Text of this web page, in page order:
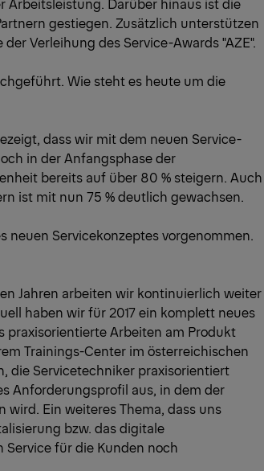
Arbeitsleistung. Darüber hinaus ist die
gestiegen. Zusätzlich unterstützen
Verleihung des Service-Awards "AZE".
Wie steht es heute um die
dass wir mit dem neuen Service-
in der Anfangsphase der
bereits auf über 80 % steigern. Auch
ist mit nun 75 % deutlich gewachsen.
neuen Servicekonzeptes vorgenommen.
Jahren arbeiten wir kontinuierlich weiter
haben wir für 2017 ein komplett neues
praxisorientierte Arbeiten am Produkt
Trainings-Center im österreichischen
die Servicetechniker praxisorientiert
Anforderungsprofil aus, in dem der
wird. Ein weiteres Thema, dass uns
bzw. das digitale
für die Kunden noch